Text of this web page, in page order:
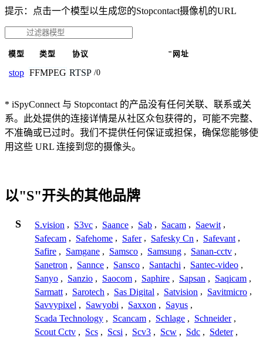
提示：点击一个模型以生成您的Stopcontact摄像机的URL
模型 类型 协议 "网址
stop FFMPEG RTSP /0
* iSpyConnect 与 Stopcontact 的产品没有任何关联、联系或关
系。此处提供的连接详情是从社区众包获得的，可能不完整、
不准确或已过时。我们不提供任何保证或担保，确保您能够使
用这些 URL 连接到您的摄像头。
以"S"开头的其他品牌
S S.vision , S3vc , Saance , Sab , Sacam , Saewit ,
Safecam , Safehome , Safer , Safesky Cn , Safevant ,
Safire , Samgane , Samsco , Samsung , Sanan-cctv ,
Sanetron , Sannce , Sansco , Santachi , Santec-video ,
Sanyo , Sanzio , Saocom , Saphire , Sapsan , Saqicam ,
Sarmatt , Sarotech , Sas Digital , Satvision , Savitmicro ,
Savvypixel , Sawyobi , Saxxon , Sayus ,
Scada Technology , Scancam , Schlage , Schneider ,
Scout Cctv , Scs , Scsi , Scv3 , Scw , Sdc , Sdeter ,